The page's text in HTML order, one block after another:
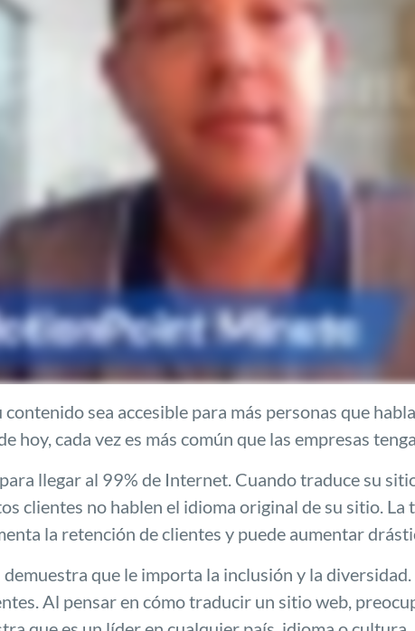
sea accesible para más personas que
hoy, cada vez es más común que las empresas
para llegar al 99% de Internet. Cuando traduce su
clientes no hablen el idioma original de su sitio.
la retención de clientes y puede aumentar
que le importa la inclusión y la
Al pensar en cómo traducir un sitio web,